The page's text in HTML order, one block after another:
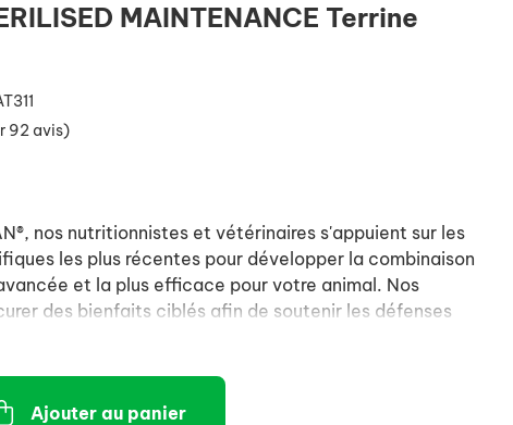
MAINTENANCE Terrine
92 avis)
nos nutritionnistes et vétérinaires s'appuient sur les
les plus récentes pour développer la combinaison
et la plus efficace pour votre animal. Nos
des bienfaits ciblés afin de soutenir les défenses
long terme de votre animal.
Ajouter au panier